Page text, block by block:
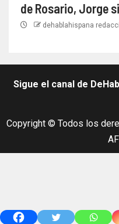
de Rosario, Jorge
dehablahispana
Sigue el canal de
Copyright © Todos los